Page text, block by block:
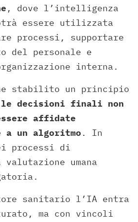
, dove l’intelligenza
essere utilizzata
processi, supportare
del personale e
interna.
stabilito un principio
le decisioni finali non
affidate
a un algoritmo . In
processi di
umana
sanitario l’IA entra
ma con vincoli